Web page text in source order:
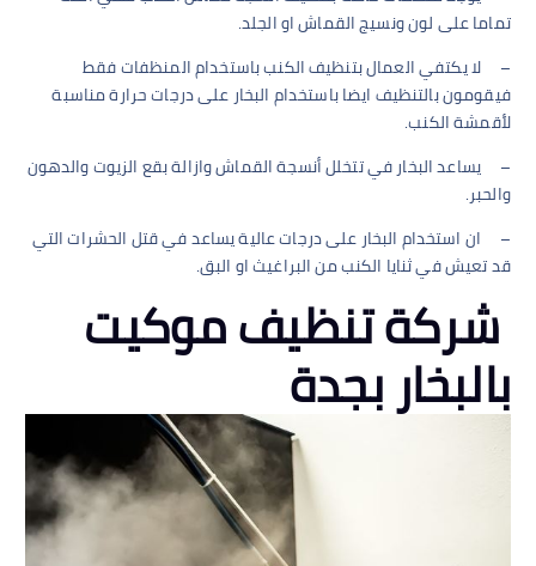
تماما على لون ونسيج القماش او الجلد.
– لا يكتفي العمال بتنظيف الكنب باستخدام المنظفات فقط
فيقومون بالتنظيف ايضا باستخدام البخار على درجات حرارة مناسبة
لأقمشة الكنب.
– يساعد البخار في تتخلل أنسجة القماش وازالة بقع الزيوت والدهون
والحبر.
– ان استخدام البخار على درجات عالية يساعد في قتل الحشرات التي
قد تعيش في ثنايا الكنب من البراغيث او البق.
شركة تنظيف موكيت
بالبخار بجدة